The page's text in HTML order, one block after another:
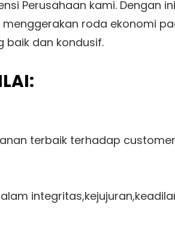
Perusahaan kami. Dengan
roda ekonomi
baik dan kondusif.
terbaik terhadap